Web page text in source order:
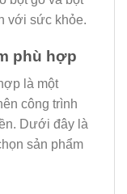
với sức khỏe.
phù hợp
là một
công trình
Dưới đây là
sản phẩm